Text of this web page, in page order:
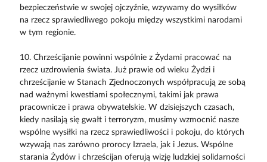
bezpieczeństwie w swojej ojczyźnie, wzywamy do wysiłków
na rzecz sprawiedliwego pokoju między wszystkimi narodami
w tym regionie.
10. Chrześcijanie powinni wspólnie z Żydami pracować na
rzecz uzdrowienia świata. Już prawie od wieku Żydzi i
chrześcijanie w Stanach Zjednoczonych współpracują ze sobą
nad ważnymi kwestiami społecznymi, takimi jak prawa
pracownicze i prawa obywatelskie. W dzisiejszych czasach,
kiedy nasilają się gwałt i terroryzm, musimy wzmocnić nasze
wspólne wysiłki na rzecz sprawiedliwości i pokoju, do których
wzywają nas zarówno prorocy Izraela, jak i Jezus. Wspólne
starania Żydów i chrześcijan oferują wizję ludzkiej solidarności